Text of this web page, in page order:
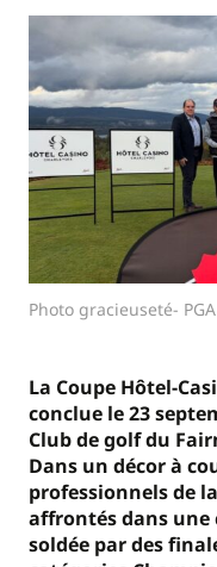
Photo gracieuseté-
La Coupe Hôtel-
conclue le 23
Club de golf du
Dans un décor à
professionnels de
affrontés dans une
soldée par des